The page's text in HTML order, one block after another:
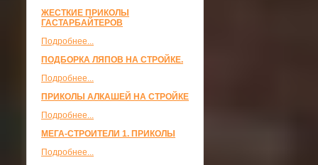
ЖЕСТКИЕ ПРИКОЛЫ
ГАСТАРБАЙТЕРОВ
Подробнее...
ПОДБОРКА ЛЯПОВ НА СТРОЙКЕ.
Подробнее...
ПРИКОЛЫ АЛКАШЕЙ НА СТРОЙКЕ
Подробнее...
МЕГА-СТРОИТЕЛИ 1. ПРИКОЛЫ
Подробнее...